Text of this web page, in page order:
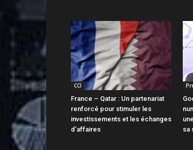
CCI
France – Qatar : Un partenariat
renforcé pour stimuler les
investissements et les échanges
d’affaires
sa